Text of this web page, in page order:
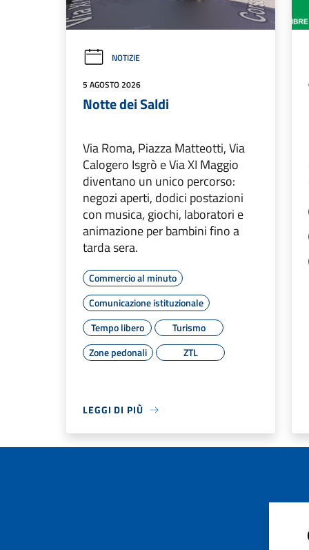
NOTIZIE
5 AGOSTO 2026
Notte dei Saldi
Via Roma, Piazza Matteotti, Via
Calogero Isgrò e Via XI Maggio
diventano un unico percorso:
negozi aperti, dodici postazioni
con musica, giochi, laboratori e
animazione per bambini fino a
tarda sera.
Commercio al minuto
Comunicazione istituzionale
Tempo libero
Turismo
Zone pedonali
ZTL
LEGGI DI PIÙ